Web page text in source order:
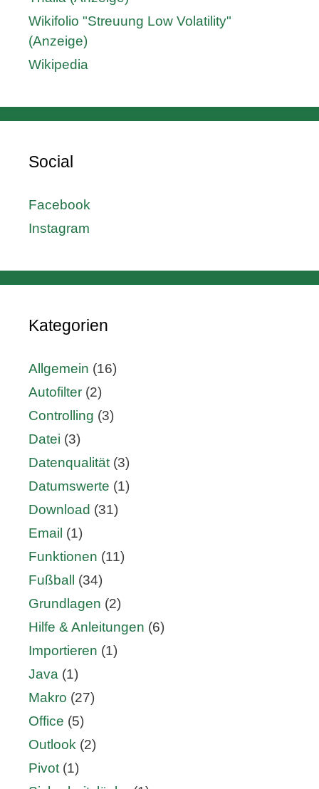
Wikifolio "Streuung Low Volatility"
(Anzeige)
Wikipedia
Social
Facebook
Instagram
Kategorien
Allgemein (16)
Autofilter (2)
Controlling (3)
Datei (3)
Datenqualität (3)
Datumswerte (1)
Download (31)
Email (1)
Funktionen (11)
Fußball
(34)
Grundlagen (2)
Hilfe & Anleitungen (6)
Importieren (1)
Java (1)
Makro (27)
Office (5)
Outlook (2)
Pivot (1)